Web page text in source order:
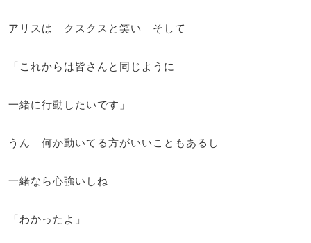
アリスは クスクスと笑い そして
「これからは皆さんと同じように
一緒に行動したいです」
うん 何か動いてる方がいいこともあるし
一緒なら心強いしね
「わかったよ」